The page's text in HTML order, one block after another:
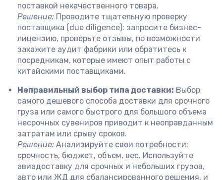
поставкой некачественного товара.
Решение: Проводите тщательную проверку
поставщика (due diligence): запросите бизнес-
лицензию, проверьте отзывы, по возможности
закажите аудит фабрики или обратитесь к
посредникам, которые имеют опыт работы с
китайскими поставщиками.
Неправильный выбор типа доставки: Выбор
самого дешевого способа доставки для срочного
груза или самого быстрого для большого объема
несрочных сувениров приводит к неоправданным
затратам или срыву сроков.
Решение: Анализируйте свои потребности:
срочность, бюджет, объем, вес. Используйте
авиадоставку для срочных и небольших грузов,
авто или ЖД для сбалансированного решения, и